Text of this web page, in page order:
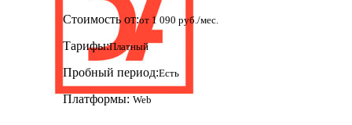
Стоимость от:от 1 090 руб./мес.
Тарифы:Платный
Пробный период:Есть
Платформы:Web